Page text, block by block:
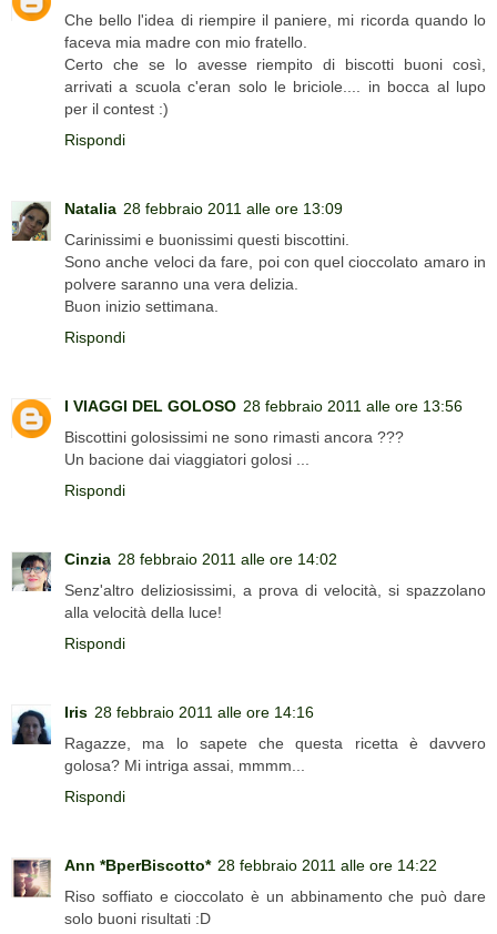
Che bello l'idea di riempire il paniere, mi ricorda quando lo
faceva mia madre con mio fratello.
Certo che se lo avesse riempito di biscotti buoni così,
arrivati a scuola c'eran solo le briciole.... in bocca al lupo
per il contest :)
Rispondi
Natalia 28 febbraio 2011 alle ore 13:09
Carinissimi e buonissimi questi biscottini.
Sono anche veloci da fare, poi con quel cioccolato amaro in
polvere saranno una vera delizia.
Buon inizio settimana.
Rispondi
I VIAGGI DEL GOLOSO 28 febbraio 2011 alle ore 13:56
Biscottini golosissimi ne sono rimasti ancora ???
Un bacione dai viaggiatori golosi ...
Rispondi
Cinzia 28 febbraio 2011 alle ore 14:02
Senz'altro deliziosissimi, a prova di velocità, si spazzolano
alla velocità della luce!
Rispondi
Iris 28 febbraio 2011 alle ore 14:16
Ragazze, ma lo sapete che questa ricetta è davvero
golosa? Mi intriga assai, mmmm...
Rispondi
Ann *BperBiscotto* 28 febbraio 2011 alle ore 14:22
Riso soffiato e cioccolato è un abbinamento che può dare
solo buoni risultati :D